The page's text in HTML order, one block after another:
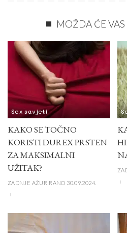
MOŽDA ĆE
Sex savjeti
KAKO SE TOČNO
KORISTI DUREX PRSTEN
ZA MAKSIMALNI
UŽITAK?
ZADNJE AŽURIRANO 30.09.2024.